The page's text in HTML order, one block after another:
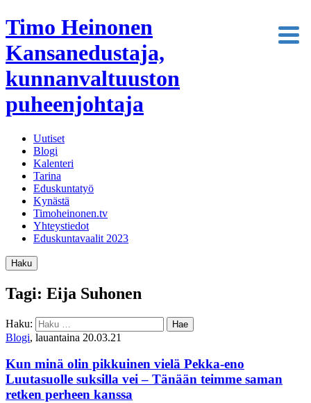
Timo Heinonen
Kansanedustaja,
kunnanvaltuuston
puheenjohtaja
Uutiset
Blogi
Kalenteri
Tarina
Eduskuntatyö
Kynästä
Timoheinonen.tv
Yhteystiedot
Eduskuntavaalit 2023
Haku
Tagi: Eija Suhonen
Haku:
Blogi, lauantaina 20.03.21
Kun minä olin pikkuinen vielä Pekka-eno
Luutasuolle suksilla vei – Tänään teimme saman
retken perheen kanssa